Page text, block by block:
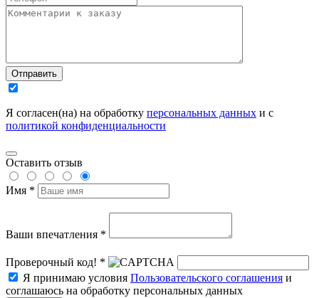
Отправить
Я согласен(на) на обработку персональных данных и с
политикой конфиденциальности
Оставить отзыв
Имя *
Ваши впечатления *
Проверочный код! *
Я принимаю условия Пользовательского соглашения и
соглашаюсь на обработку персональных данных